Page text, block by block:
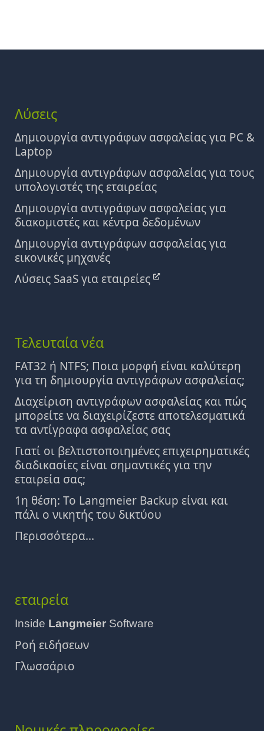
Λύσεις
Δημιουργία αντιγράφων ασφαλείας για PC &
Laptop
Δημιουργία αντιγράφων ασφαλείας για τους
υπολογιστές της εταιρείας
Δημιουργία αντιγράφων ασφαλείας για
διακομιστές και κέντρα δεδομένων
Δημιουργία αντιγράφων ασφαλείας για
εικονικές μηχανές
Λύσεις SaaS για εταιρείες
Τελευταία νέα
FAT32 ή NTFS; Ποια μορφή είναι καλύτερη
για τη δημιουργία αντιγράφων ασφαλείας;
Διαχείριση αντιγράφων ασφαλείας και πώς
μπορείτε να διαχειρίζεστε αποτελεσματικά
τα αντίγραφα ασφαλείας σας
Γιατί οι βελτιστοποιημένες επιχειρηματικές
διαδικασίες είναι σημαντικές για την
εταιρεία σας;
1η θέση: Το Langmeier Backup είναι και
πάλι ο νικητής του δικτύου
Περισσότερα...
εταιρεία
Inside Langmeier Software
Ροή ειδήσεων
Γλωσσάριο